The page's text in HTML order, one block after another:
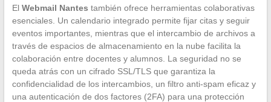
El Webmail Nantes también ofrece herramientas colaborativas
esenciales. Un calendario integrado permite fijar citas y seguir
eventos importantes, mientras que el intercambio de archivos a
través de espacios de almacenamiento en la nube facilita la
colaboración entre docentes y alumnos. La seguridad no se
queda atrás con un cifrado SSL/TLS que garantiza la
confidencialidad de los intercambios, un filtro anti-spam eficaz y
una autenticación de dos factores (2FA) para una protección